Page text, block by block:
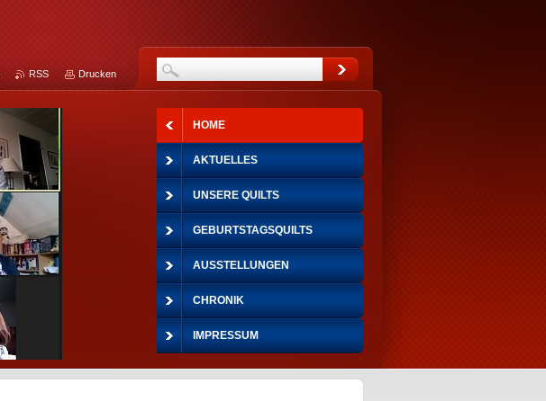
HOME
AKTUELLES
UNSERE QUILTS
GEBURTSTAGSQUILTS
AUSSTELLUNGEN
CHRONIK
IMPRESSUM
RSS Drucken